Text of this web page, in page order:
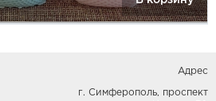
Адрес
г. Симферополь, проспект